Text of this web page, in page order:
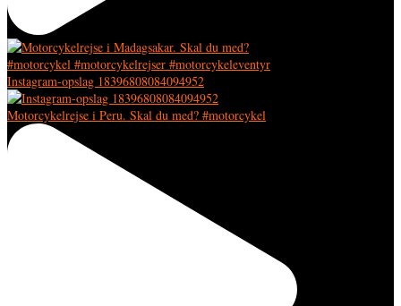
Instagram-opslag 18396808084094952
Motorcykelrejse i Peru. Skal du med? #motorcykel